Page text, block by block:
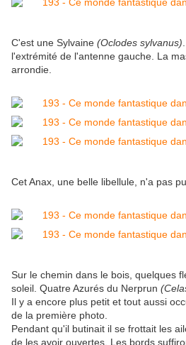
C'est une Sylvaine (Oclodes sylvanus)
l'extrémité de l'antenne gauche. La
arrondie.
Cet Anax, une belle libellule, n'a pas
Sur le chemin dans le bois, quelques
soleil. Quatre Azurés du Nerprun
Il y a encore plus petit et tout aussi
de la première photo.
Pendant qu'il butinait il se frottait les
de les avoir ouvertes. Les bords